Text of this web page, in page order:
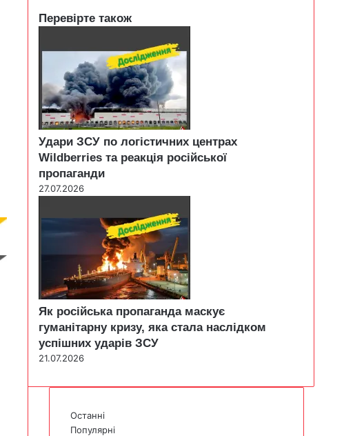
Перевірте також
Удари ЗСУ по логістичних центрах
Wildberries та реакція російської
пропаганди
27.07.2026
Як російська пропаганда маскує
гуманітарну кризу, яка стала наслідком
успішних ударів ЗСУ
21.07.2026
Останні
Популярні